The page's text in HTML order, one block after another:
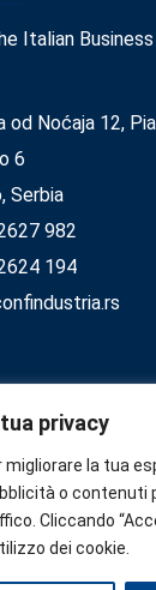
privacy
la tua
o contenuti
Cliccando
dei cookie.
Italian Business
od Noćaja 12,
6
Serbia
982
194